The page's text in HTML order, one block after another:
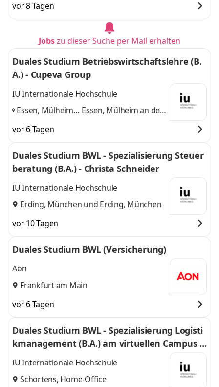
vor 8 Tagen
Jobszu dieser Suche per Mail erhalten
Duales Studium Betriebswirtschaftslehre (B.
A.) - Cupeva Group
IU Internationale Hochschule
Essen, Mülheim
Dortmund
Essen, Mülheim an der
vor 6 Tagen
Duales Studium BWL - Spezialisierung Steuer
beratung (B.A.) - Christa Schneider
IU Internationale Hochschule
Erding, München und Erding, München
vor 10 Tagen
Duales Studium BWL (Versicherung)
Aon
Frankfurt am Main
vor 6 Tagen
Duales Studium BWL - Spezialisierung Logisti
kmanagement (B.A.) am virtuellen Campus -
Nordfrost GmbH & Co. KG
IU Internationale Hochschule
Schortens, Home-Office